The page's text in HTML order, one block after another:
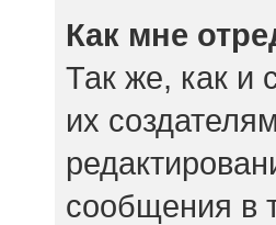
Как мне
Так же, как и
их
сообщения в